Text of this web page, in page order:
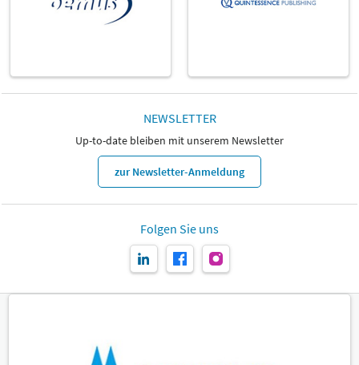
NEWSLETTER
Up-to-date bleiben mit unserem Newsletter
zur Newsletter-Anmeldung
Folgen Sie uns